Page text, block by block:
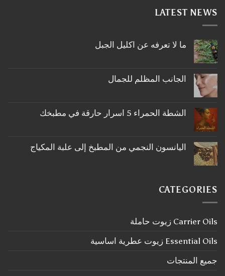
LATEST NEWS
ما لا تعرفه عن اكليل الجبل
على
ما
اكليل
الجبل
الجانب المظلم للجمال
على
الجانب
الشطة الحمراء 5 اسرار حارقة في مطبخك
على
الشطة
في
مطبخك
اليانسون النجمي من المطبخ إلى علبة المكياج
اليانسون
النجمي
علبة
المكياج
CATEGORIES
Carrier Oils زيوت حاملة
Essential Oils زيوت عطرية اساسية
جميع المنتجات